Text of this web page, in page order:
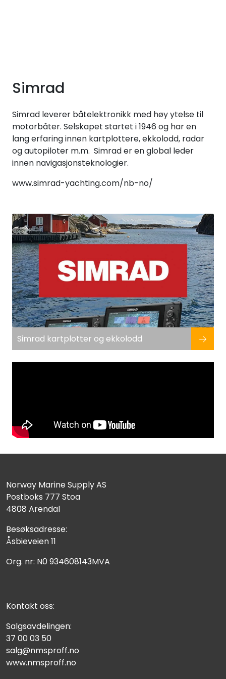
Simrad
Simrad leverer båtelektronikk med høy ytelse til
motorbåter. Selskapet startet i 1946 og har en
lang erfaring innen kartplottere, ekkolodd, radar
og autopiloter m.m. Simrad er en global leder
innen navigasjonsteknologier.
www.simrad-yachting.com/nb-no/
Simrad kartplotter og ekkolodd
Norway Marine Supply AS
Postboks 777 Stoa
4808 Arendal
Besøksadresse:
Åsbieveien 11
Org. nr: N0 934608143MVA
Kontakt oss:
Salgsavdelingen:
37 00 03 50
salg@nmsproff.no
www.nmsproff.no
Komfort
VVS
Fortøyning
Fritid/Sikkerhet
Båtpleie/Opplag
Seil
Nyheter